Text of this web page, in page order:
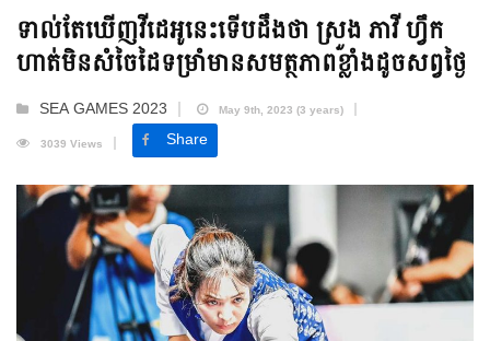
ទាល់តែឃើញវីដេអូនេះទើបដឹងថា ស្រួង ភាវី ហ្វឹក
ហាត់មិនសំចៃដៃទម្រាំមានសមត្ថភាពខ្លាំងដូចសព្វថ្ងៃ
SEA GAMES 2023
May 9th, 2023 (3 years)
3039 Views
Share